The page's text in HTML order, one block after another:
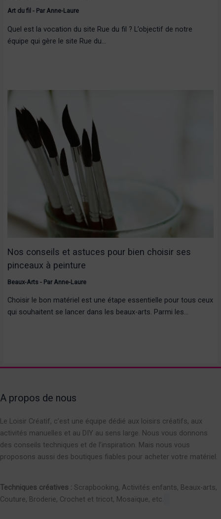
Art du fil - ParAnne-Laure
Quel est la vocation du site Rue du fil ? L’objectif de notre
équipe qui gère le site Rue du…
Nos conseils et astuces pour bien choisir ses
pinceaux à peinture
Beaux-Arts- Par Anne-Laure
Choisir le bon matériel est une étape essentielle pour tous ceux
qui souhaitent se lancer dans les beaux-arts. Parmi les…
A propos de nous
Le Loisir Créatif, c’est une équipe dédié aux loisirs créatifs, aux
activités manuelles et au DIY au sens large. Nous vous donnons
des conseils techniques et de l’inspiration. Mais nous vous
proposons aussi des boutiques fiables pour acheter votre matériel.
Techniques créatives : Scrapbooking, Activités enfants, Beaux-arts,
Couture, Broderie, Crochet et tricot, Mosaïque, etc.